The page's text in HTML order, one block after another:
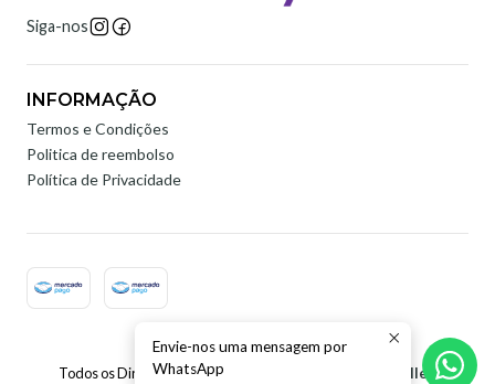
Siga-nos
INFORMAÇÃO
Termos e Condições
Politica de reembolso
Política de Privacidade
2026 Earty Digital.
Todos os Direitos Reservados.
Com tecnologia Jumpseller .
Envie-nos uma mensagem por
WhatsApp